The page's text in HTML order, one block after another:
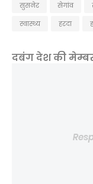
सुसनेर
सेगांव
स्वास्थ्य
हरदा
दबंग देश की